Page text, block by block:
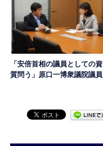
「安倍首相の議員としての資
質問う」原口一博衆議院議員